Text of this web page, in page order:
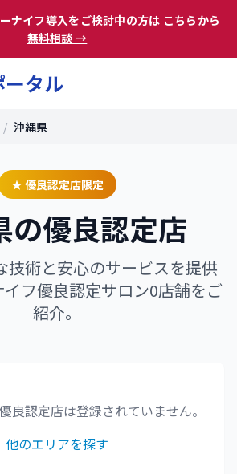
ナイフ導入をご検討中の方は こちらから
無料相談 →
タル
/ 沖縄県
★ 優良認定店限定
の優良認定店
技術と安心のサービスを提供
フ優良認定サロン0店舗をご
紹介。
良認定店は登録されていません。
他のエリアを探す